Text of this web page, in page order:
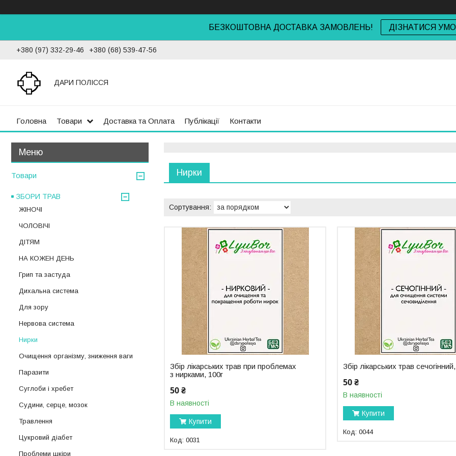
БЕЗКОШТОВНА ДОСТАВКА ЗАМОВЛЕНЬ! ДІЗНАТИСЯ
+380 (97) 332-29-46 +380 (68) 539-47-56
ДАРИ ПОЛІССЯ
Головна Товари Доставка та Оплата Публікації Контакти
Нирки
Збір лікарських трав при проблемах
з нирками, 100г
50 ₴
В наявності
Купити
0031
Збір лікарських трав
50 ₴
В наявності
Купити
0044
Товари
ЗБОРИ ТРАВ
ЖІНОЧІ
ЧОЛОВІЧІ
ДІТЯМ
НА КОЖЕН ДЕНЬ
Грип та застуда
Дихальна система
Для зору
Нервова система
Нирки
Очищення організму, зниження ваги
Паразити
Суглоби і хребет
Судини, серце, мозок
Травлення
Цукровий діабет
Проблеми шкіри